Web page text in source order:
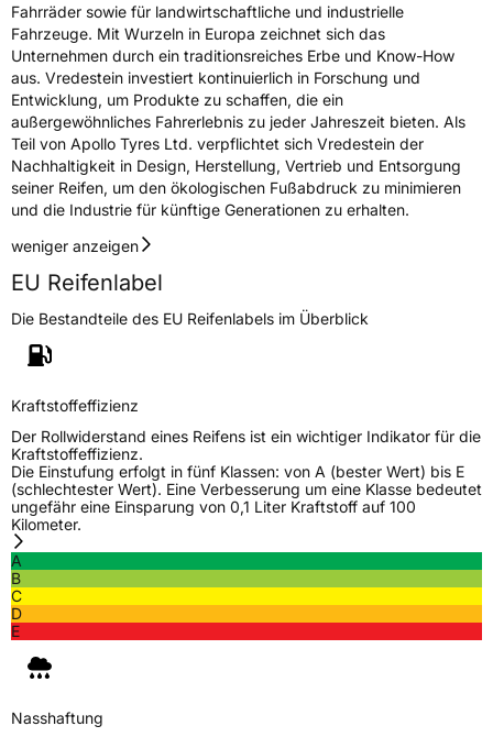
Fahrräder sowie für landwirtschaftliche und industrielle
Fahrzeuge. Mit Wurzeln in Europa zeichnet sich das
Unternehmen durch ein traditionsreiches Erbe und Know-How
aus. Vredestein investiert kontinuierlich in Forschung und
Entwicklung, um Produkte zu schaffen, die ein
außergewöhnliches Fahrerlebnis zu jeder Jahreszeit bieten. Als
Teil von Apollo Tyres Ltd. verpflichtet sich Vredestein der
Nachhaltigkeit in Design, Herstellung, Vertrieb und Entsorgung
seiner Reifen, um den ökologischen Fußabdruck zu minimieren
und die Industrie für künftige Generationen zu erhalten.
weniger anzeigen
EU Reifenlabel
Die Bestandteile des EU Reifenlabels im Überblick
Kraftstoffeffizienz
Der Rollwiderstand eines Reifens ist ein wichtiger Indikator für die
Kraftstoffeffizienz.
Die Einstufung erfolgt in fünf Klassen: von A (bester Wert) bis E
(schlechtester Wert). Eine Verbesserung um eine Klasse bedeutet
ungefähr eine Einsparung von 0,1 Liter Kraftstoff auf 100
Kilometer.
A
B
C
D
E
Nasshaftung